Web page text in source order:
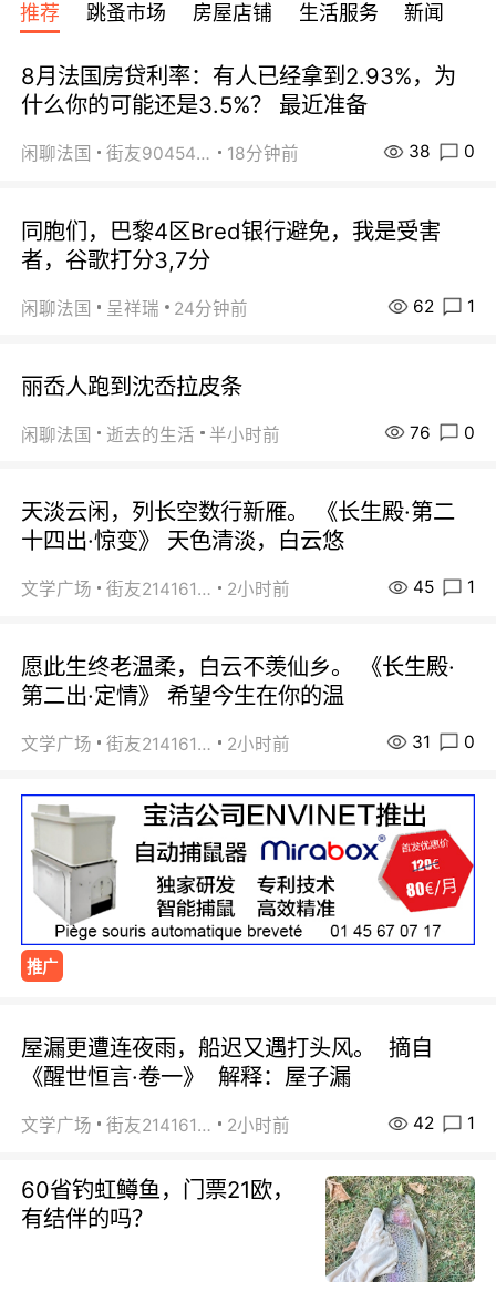
宾馆 108欧/天起
全程756欧/位
欧/天起 ~包拼房
每周铁发！
推荐 跳蚤市场 房屋店铺 生活服务 新闻
8月法国房贷利率：有人已经拿到2.93%，为
什么你的可能还是3.5%？ 最近准备
闲聊法国 街友90454511 18分钟前 38 0
同胞们，巴黎4区Bred银行避免，我是受害
者，谷歌打分3,7分
闲聊法国 呈祥瑞 24分钟前 62 1
丽岙人跑到沈岙拉皮条
闲聊法国 逝去的生活 半小时前 76 0
天淡云闲，列长空数行新雁。 《长生殿·第二
十四出·惊变》 天色清淡，白云悠
文学广场 街友21416156 2小时前 45 1
愿此生终老温柔，白云不羡仙乡。 《长生殿·
第二出·定情》 希望今生在你的温
文学广场 街友21416156 2小时前 31 0
推广
屋漏更遭连夜雨，船迟又遇打头风。 摘自
《醒世恒言·卷一》 解释：屋子漏
文学广场 街友21416156 2小时前 42 1
60省钓虹鳟鱼，门票21欧，
有结伴的吗？